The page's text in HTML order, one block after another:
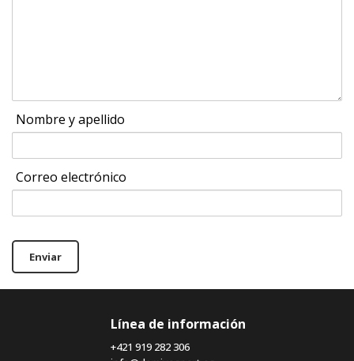
Nombre y apellido
Correo electrónico
Enviar
Línea de información
+421 919 282 306